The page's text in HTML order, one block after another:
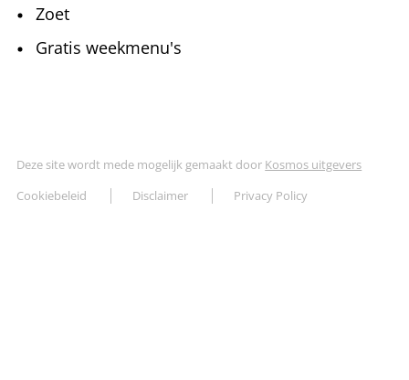
Zoet
Gratis weekmenu's
Deze site wordt mede mogelijk gemaakt door Kosmos uitgevers
Cookiebeleid Disclaimer Privacy Policy